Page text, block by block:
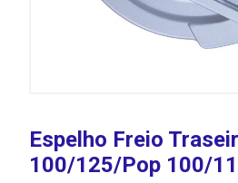
Espelho Freio
100/125/Pop 100/